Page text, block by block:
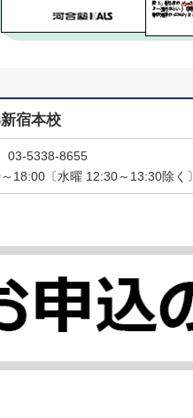
宿本校
5338-8655
18:00〔水曜 12:30～13:30除く〕